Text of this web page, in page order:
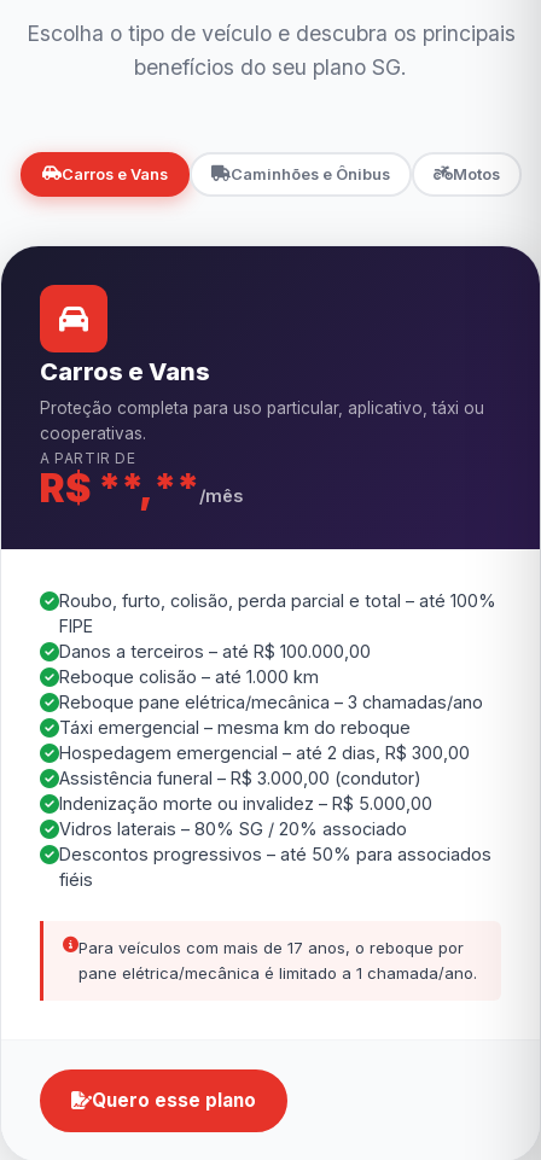
Escolha o tipo de veículo e descubra os principais
benefícios do seu plano SG.
Carros e Vans Caminhões e Ônibus Motos
Carros e Vans
Proteção completa para uso particular, aplicativo, táxi ou
cooperativas.
A PARTIR DE
R$ **,** /mês
Roubo, furto, colisão, perda parcial e total – até 100%
FIPE
Danos a terceiros – até R$ 100.000,00
Reboque colisão – até 1.000 km
Reboque pane elétrica/mecânica – 3 chamadas/ano
Táxi emergencial – mesma km do reboque
Hospedagem emergencial – até 2 dias, R$ 300,00
Assistência funeral – R$ 3.000,00 (condutor)
Indenização morte ou invalidez – R$ 5.000,00
Vidros laterais – 80% SG / 20% associado
Descontos progressivos – até 50% para associados
fiéis
Para veículos com mais de 17 anos, o reboque por
pane elétrica/mecânica é limitado a 1 chamada/ano.
Quero esse plano